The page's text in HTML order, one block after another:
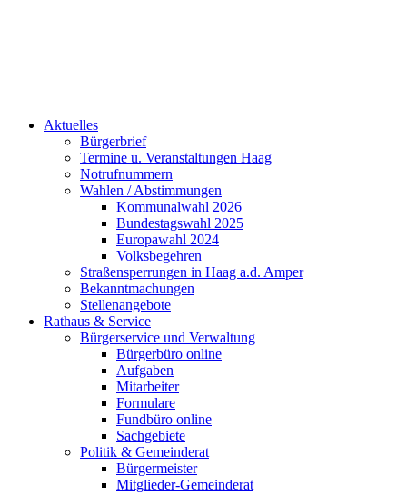
Aktuelles
Bürgerbrief
Termine u. Veranstaltungen Haag
Notrufnummern
Wahlen / Abstimmungen
Kommunalwahl 2026
Bundestagswahl 2025
Europawahl 2024
Volksbegehren
Straßensperrungen in Haag a.d. Amper
Bekanntmachungen
Stellenangebote
Rathaus & Service
Bürgerservice und Verwaltung
Bürgerbüro online
Aufgaben
Mitarbeiter
Formulare
Fundbüro online
Sachgebiete
Politik & Gemeinderat
Bürgermeister
Mitglieder-Gemeinderat